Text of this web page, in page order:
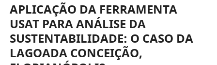
APLICAÇÃO DA FERRAMENTA
USAT PARA ANÁLISE DA
SUSTENTABILIDADE: O CASO DA
LAGOADA CONCEIÇÃO,